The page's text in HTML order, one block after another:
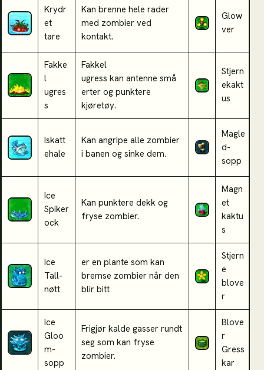
Krydr
et
tare
Kan brenne hele rader
med zombier ved
kontakt.
Glow
ver
Fakke
l
ugres
s
Fakkel
ugress kan antenne små
erter og punktere
kjøretøy.
Stjern
ekakt
us
Iskatt
ehale
Kan angripe alle zombier
i banen og sinke dem.
Magle
d-
sopp
Ice
Spiker
ock
Kan punktere dekk og
fryse zombier.
Magn
et
kaktu
s
Ice
Tall-
nøtt
er en plante som kan
bremse zombier når den
blir bitt
Stjern
e
blove
r
Ice
Gloo
m-
sopp
Frigjør kalde gasser rundt
seg som kan fryse
zombier.
Blove
r
Gress
kar